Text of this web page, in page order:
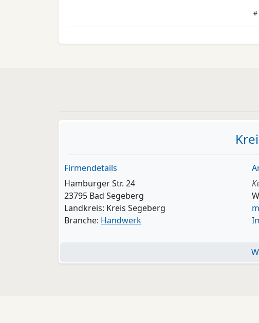
#
Firmendetails
Hamburger Str. 24
23795 Bad Segeberg
Landkreis: Kreis Segeberg
Branche: Handwerk